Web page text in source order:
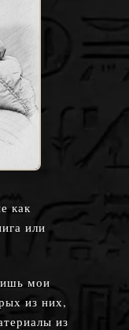
как
или
мои
из них,
из